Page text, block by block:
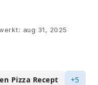
aug 31, 2025
Pizza Recept +5